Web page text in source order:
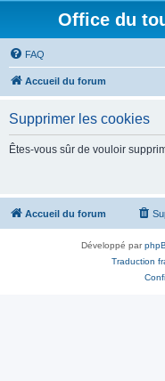
Office du
FAQ
Accueil du forum
Supprimer les cookies
Êtes-vous sûr de vouloir
Accueil du forum
Développé par
Traduction